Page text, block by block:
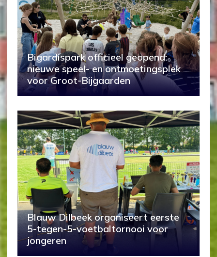
Bigardispark officieel geopend:
nieuwe speel- en ontmoetingsplek
voor Groot-Bijgaarden
Blauw Dilbeek organiseert eerste
5-tegen-5-voetbaltornooi voor
jongeren